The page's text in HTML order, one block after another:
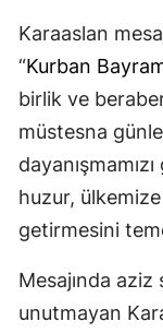
Karaaslan
“Kurban
birlik ve
müstesna
huzur,
getirmesini
Mesajında
unutmayan